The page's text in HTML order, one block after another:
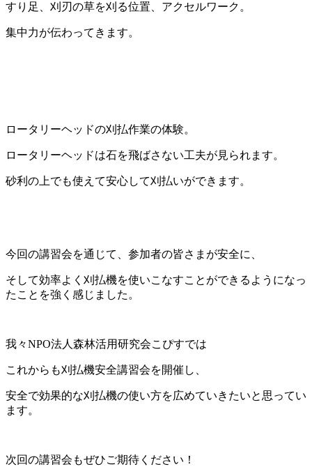
すり足、刈刃の草を刈る位置、アクセルワーク。
集中力が伝わってきます。
ロータリーヘッドの刈払作業の体験。
ロータリーヘッドは石を飛ばさない工夫が見られます。
砂利の上でも使えて安心して刈払いができます。
今回の講習会を通じて、参加者の皆さまが安全に、
そして効率よく刈払機を使いこなすことができるようになっ
たことを強く感じました。
我々NPO法人森林活用研究会こぴすでは
これからも刈払機安全講習会を開催し、
安全で効果的な刈払機の使い方を広めていきたいと思ってい
ます。
次回の講習会もぜひご期待ください！